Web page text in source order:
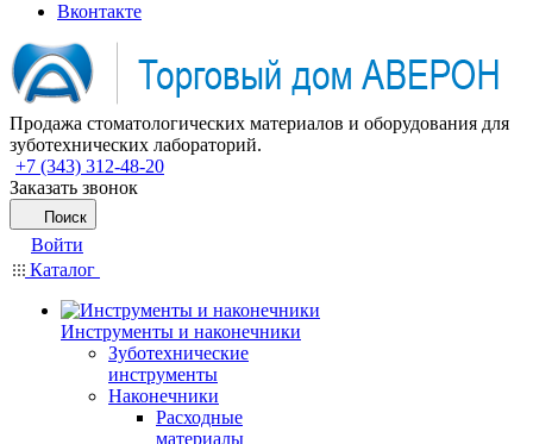
Вконтакте
Продажа стоматологических материалов и оборудования для
зуботехнических лабораторий.
+7 (343) 312-48-20
Заказать звонок
Поиск
Войти
Каталог
Инструменты и наконечники
Зуботехнические
инструменты
Наконечники
Расходные
материалы